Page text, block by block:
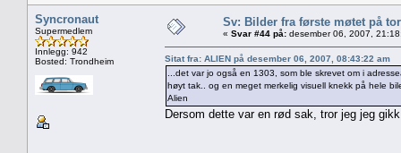
Syncronaut
Supermedlem
Innlegg: 942
Bosted: Trondheim
Sv: Bilder fra første møtet på
« Svar #44 på: desember 06, 2007,
Sitat fra: ALIEN på desember 06, 2007, 08:43:22 am
...det var jo også en 1303, som ble skrevet om i
høyt tak.. og en meget merkelig visuell knekk på hele
Alien
Dersom dette var en rød sak, tror jeg jeg